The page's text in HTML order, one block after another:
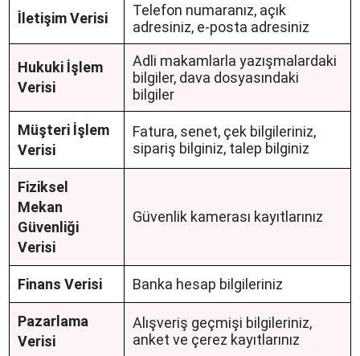
İletişim Verisi
Telefon numaranız, açık
adresiniz, e-posta adresiniz
Hukuki İşlem
Verisi
Adli makamlarla yazışmalardaki
bilgiler, dava dosyasındaki
bilgiler
Müşteri İşlem
Verisi
Fatura, senet, çek bilgileriniz,
sipariş bilginiz, talep bilginiz
Fiziksel
Mekan
Güvenliği
Verisi
Güvenlik kamerası kayıtlarınız
Finans Verisi Banka hesap bilgileriniz
Pazarlama
Verisi
Alışveriş geçmişi bilgileriniz,
anket ve çerez kayıtlarınız